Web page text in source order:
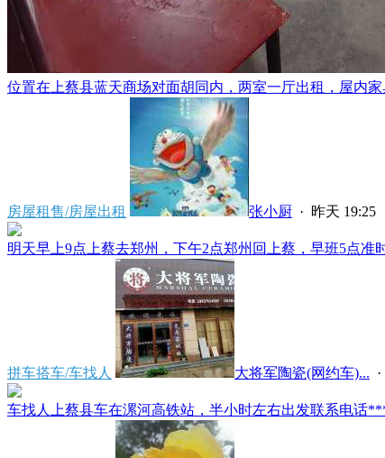
位置在上蔡县蓝天商场对面胡同内，两室一厅出租，屋内
房屋租售/房屋出租 张小厨 · 昨天 19:25
明天早上9点上蔡去郑州，下午2点郑州回上蔡，早班5点准
拼车搭车/车找人 大将军陶瓷(网约车)... ·
车找人上蔡县车在漯河高铁站，半小时左右出发联系电话